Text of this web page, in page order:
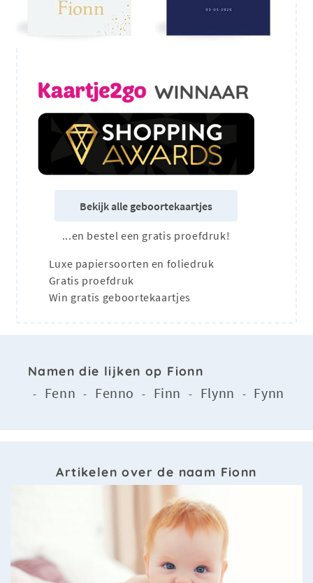
Bekijk alle geboortekaartjes
...en bestel een gratis proefdruk!
Luxe papiersoorten en foliedruk
Gratis proefdruk
Win gratis geboortekaartjes
Namen die lijken op Fionn
- Fenn - Fenno - Finn - Flynn - Fynn
Artikelen over de naam Fionn